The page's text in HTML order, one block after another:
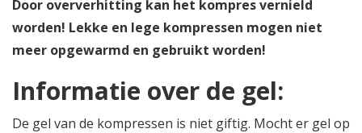
Door oververhitting kan het kompres vernield
worden! Lekke en lege kompressen mogen niet
meer opgewarmd en gebruikt worden!
Informatie over de gel:
De gel van de kompressen is niet giftig. Mocht er gel op